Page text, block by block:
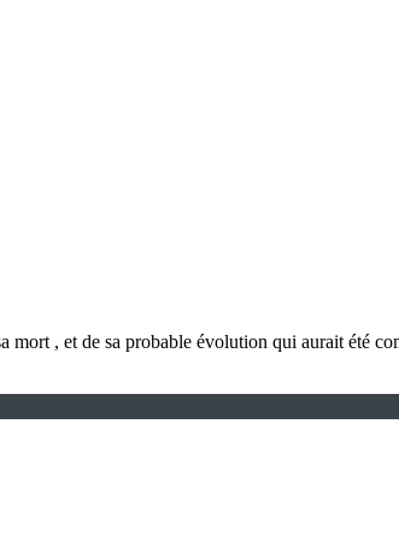
, et de sa probable évolution qui aurait été